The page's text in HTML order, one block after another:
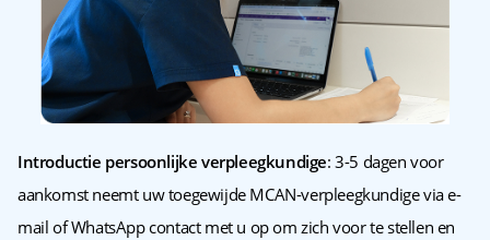
Introductie persoonlijke verpleegkundige: 3-5 dagen voor
aankomst neemt uw toegewijde MCAN-verpleegkundige via e-
mail of WhatsApp contact met u op om zich voor te stellen en